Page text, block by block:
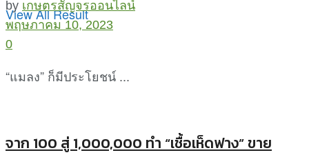
View All Result
by เกษตรสัญจรออนไลน์
พฤษภาคม 10, 2023
0
“แมลง” ก็มีประโยชน์ ...
จาก 100 สู่ 1,000,000 ทำ “เชื้อเห็ดฟาง” ขาย